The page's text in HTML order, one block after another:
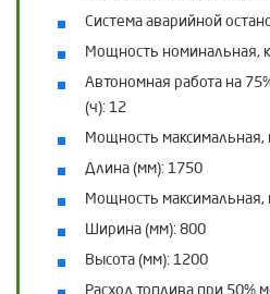
Система аварийной
Мощность номинальная,
Автономная работа на
(ч): 12
Мощность максимальная,
Длина (мм): 1750
Мощность максимальная,
Ширина (мм): 800
Высота (мм): 1200
Расход топлива при 50%